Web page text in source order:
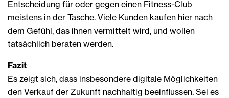
Entscheidung für oder gegen einen Fitness-Club
meistens in der Tasche. Viele Kunden kaufen hier nach
dem Gefühl, das ihnen vermittelt wird, und wollen
tatsächlich beraten werden.
Fazit
Es zeigt sich, dass insbesondere digitale Möglichkeiten
den Verkauf der Zukunft nachhaltig beeinflussen. Sei es